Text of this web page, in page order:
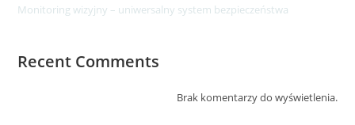
Monitoring wizyjny – uniwersalny system bezpieczeństwa
Recent Comments
Brak komentarzy do wyświetlenia.